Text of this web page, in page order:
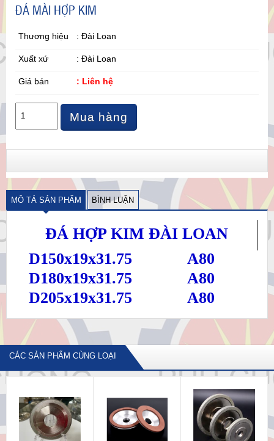
ĐÁ MÀI HỢP KIM
Thương hiệu : Đài Loan
Xuất xứ : Đài Loan
Giá bán : Liên hệ
Mua hàng
MÔ TẢ SẢN PHẨM BÌNH LUẬN
ĐÁ HỢP KIM ĐÀI LOAN
D150x19x31.75
A80
D180x19x31.75
A80
D205x19x31.75
A80
CÁC SẢN PHẨM CÙNG LOẠI